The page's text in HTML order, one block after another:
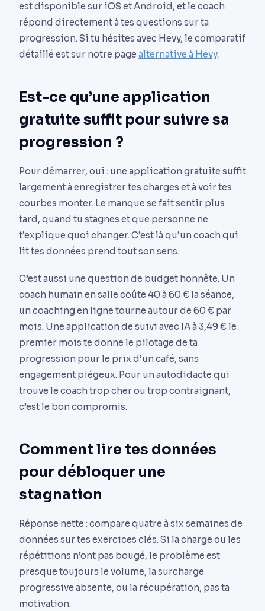
est disponible sur iOS et Android, et le coach
répond directement à tes questions sur ta
progression. Si tu hésites avec Hevy, le comparatif
détaillé est sur notre page alternative à Hevy.
Est-ce qu’une application
gratuite suffit pour suivre sa
progression ?
Pour démarrer, oui : une application gratuite suffit
largement à enregistrer tes charges et à voir tes
courbes monter. Le manque se fait sentir plus
tard, quand tu stagnes et que personne ne
t’explique quoi changer. C’est là qu’un coach qui
lit tes données prend tout son sens.
C’est aussi une question de budget honnête. Un
coach humain en salle coûte 40 à 60 € la séance,
un coaching en ligne tourne autour de 60 € par
mois. Une application de suivi avec IA à 3,49 € le
premier mois te donne le pilotage de ta
progression pour le prix d’un café, sans
engagement piégeux. Pour un autodidacte qui
trouve le coach trop cher ou trop contraignant,
c’est le bon compromis.
Comment lire tes données
pour débloquer une
stagnation
Réponse nette : compare quatre à six semaines de
données sur tes exercices clés. Si la charge ou les
répétitions n’ont pas bougé, le problème est
presque toujours le volume, la surcharge
progressive absente, ou la récupération, pas ta
motivation.